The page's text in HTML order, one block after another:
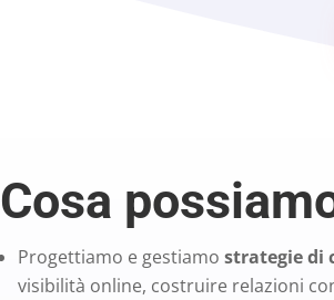
Cosa
Progettiamo e gestiamo strategie di
visibilità online, costruire relazioni